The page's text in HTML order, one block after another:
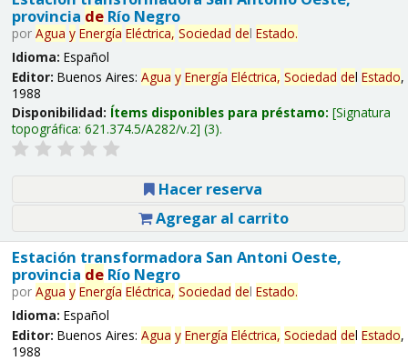
provincia deRío Negro
por Agua y Energía Eléctrica, Sociedad del Estado.
Idioma: Español
Editor: Buenos Aires: Agua y Energía Eléctrica, Sociedad del Estado,
1988
Disponibilidad: Ítems disponibles para préstamo: Signatura
topográfica: 621.374.5/A282/v.2 (3).
Hacer reserva
Agregar al carrito
Estación transformadora San Antoni Oeste,
provincia deRío Negro
por Agua y Energía Eléctrica, Sociedad del Estado.
Idioma: Español
Editor: Buenos Aires: Agua y Energía Eléctrica, Sociedad del Estado,
1988